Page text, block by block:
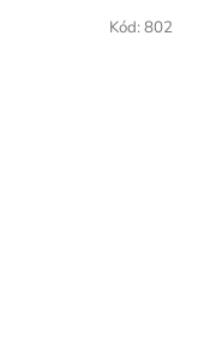
Kód: 802